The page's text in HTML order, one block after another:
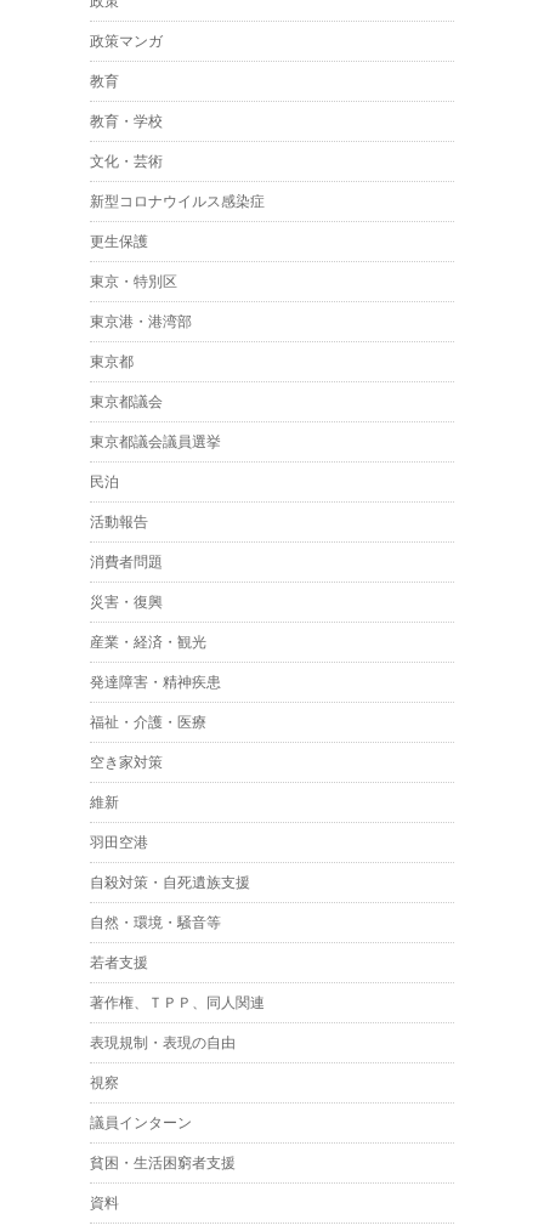
政策マンガ
教育
教育・学校
文化・芸術
新型コロナウイルス感染症
更生保護
東京・特別区
東京港・港湾部
東京都
東京都議会
東京都議会議員選挙
民泊
活動報告
消費者問題
災害・復興
産業・経済・観光
発達障害・精神疾患
福祉・介護・医療
空き家対策
維新
羽田空港
自殺対策・自死遺族支援
自然・環境・騒音等
若者支援
著作権、ＴＰＰ、同人関連
表現規制・表現の自由
視察
議員インターン
貧困・生活困窮者支援
資料